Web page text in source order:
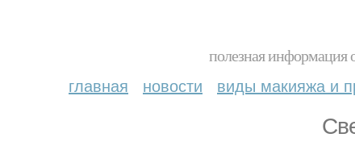
полезная информация
главная новости виды макияжа и